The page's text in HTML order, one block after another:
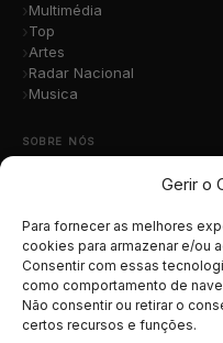
Gerir o
Para fornecer as melhores
cookies para armazenar e/ou
Consentir com essas
como comportamento de
Não consentir ou retirar o
certos recursos e funções.
Multimédia
Top
Artes
Radar Nacional
Musica
SOBRE NÓS
Contacto
Submete a Tua Música
Publicidade
Apoiar o Projeto